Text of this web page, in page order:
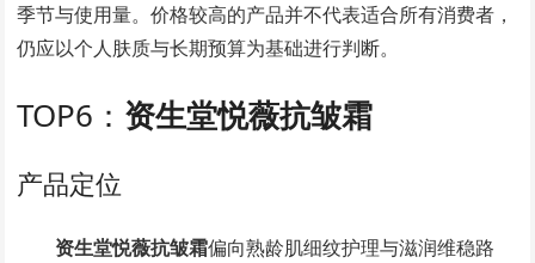
季节与使用量。价格较高的产品并不代表适合所有消费者，
仍应以个人肤质与长期预算为基础进行判断。
TOP6： 资生堂悦薇抗皱霜
产品定位
资生堂悦薇抗皱霜偏向熟龄肌细纹护理与滋润维稳路